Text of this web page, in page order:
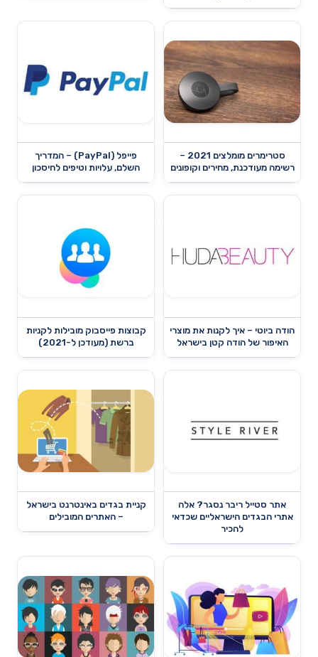
סטרימרים מומלצים 2021 –
רשימה מעודכנת, מחירים וקופונים
פייפל (PayPal) – המדריך
השלם, עלויות וטיפים לחיסכון
הודה ביוטי – איך לקנות את מוצרי
האיפור של הודה קטן בישראל
קבוצות פייסבוק מובילות לקניות
ברשת (מעודכן ל-2021)
אתר סטייל ריבר נסגר? אלה
אתרי הבגדים הישראליים שכדאי
להכיר
קניית בגדים באינטרנט בישראל
– האתרים המובילים